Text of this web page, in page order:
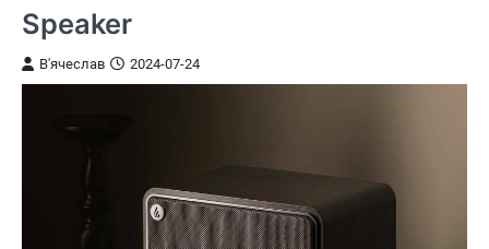
Speaker
В'ячеслав 2024-07-24